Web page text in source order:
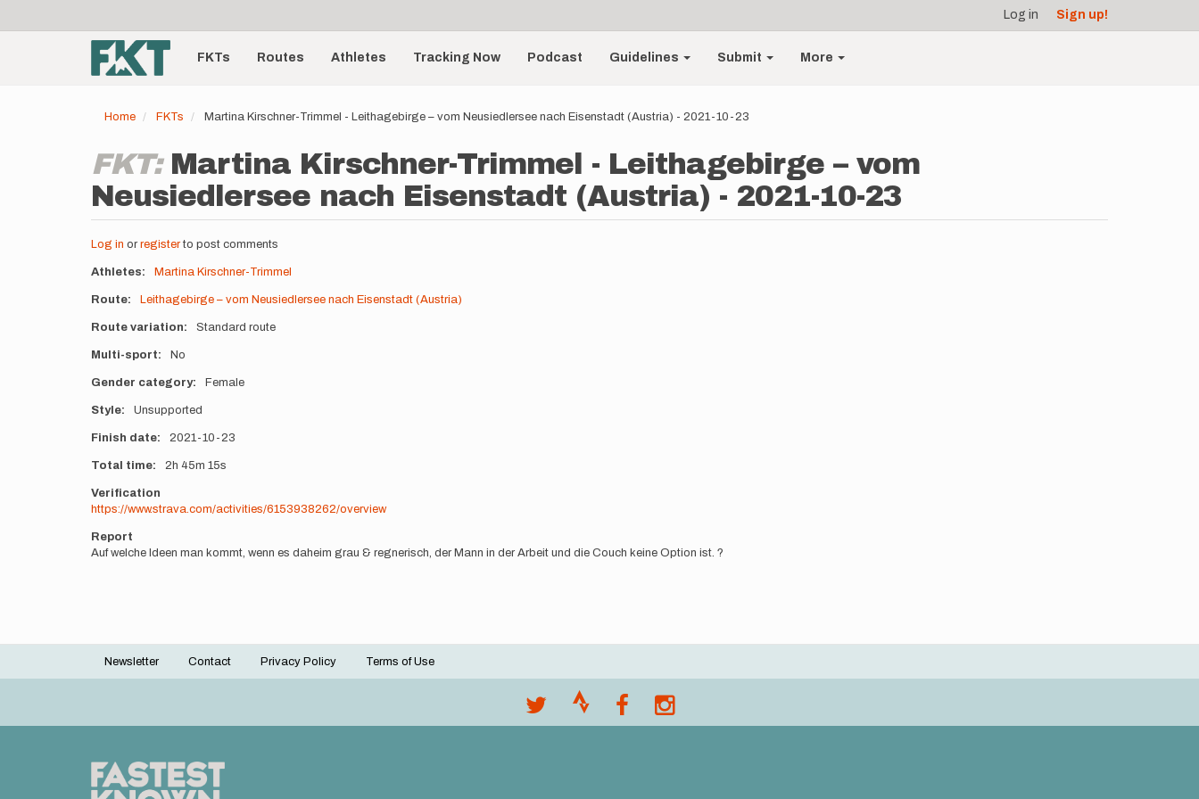
account
menu
Log in Sign up!
Main
navigationFKTs Routes Athletes Tracking Now Podcast Guidelines Submit More
Home FKTs Martina Kirschner-Trimmel - Leithagebirge – vom Neusiedlersee nach Eisenstadt (Austria) - 2021-10-23
FKT: Martina Kirschner-Trimmel - Leithagebirge – vom
Neusiedlersee nach Eisenstadt (Austria) - 2021-10-23
Log in or registerto post comments
Athletes Martina Kirschner-Trimmel
Route Leithagebirge – vom Neusiedlersee nach Eisenstadt (Austria)
Route variation Standard route
Multi-sport No
Gender category Female
Style Unsupported
Finish date 2021-10-23
Total time 2h 45m 15s
Verification
https://www.strava.com/activities/6153938262/overview
Report
Auf welche Ideen man kommt, wenn es daheim grau & regnerisch, der Mann in der Arbeit und die Couch keine Option ist. ?
Footer
Newsletter Contact Privacy Policy Terms of Use